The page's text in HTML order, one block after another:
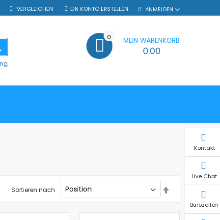
VERGLEICHEN ANMELDEN
EIN KONTO ERSTELLEN
MEIN WARENKORB
0.00
0
Sortieren nach
absteigender
Reihenfolge
Kontakt
Live Chat
Bürozeiten